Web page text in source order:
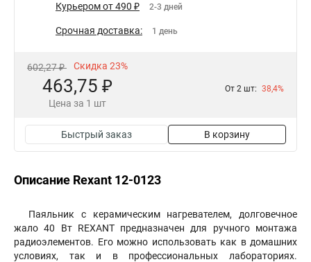
Курьером от 490 ₽ 2-3 дней
Срочная доставка: 1 день
602,27 ₽ Скидка 23%
463,75 ₽
Цена за 1 шт
От 2 шт: 38,4%
Быстрый заказ В корзину
Описание Rexant 12-0123
Паяльник с керамическим нагревателем, долговечное
жало 40 Вт REXANT предназначен для ручного монтажа
радиоэлементов. Его можно использовать как в домашних
условиях, так и в профессиональных лабораториях.